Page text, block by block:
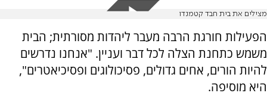
מצילים את בית חבד קטמנדו
הפעילות חורגת הרבה מעבר ליהדות מסורתית; הבית
משמש כתחנת הצלה לכל דבר ועניין. "אנחנו נדרשים
להיות הורים, אחים גדולים, פסיכולוגים ופסיכיאטרים",
היא מוסיפה.